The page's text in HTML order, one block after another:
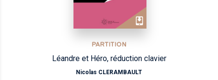
PARTITION
Léandre et Héro, réduction clavier
Nicolas CLERAMBAULT